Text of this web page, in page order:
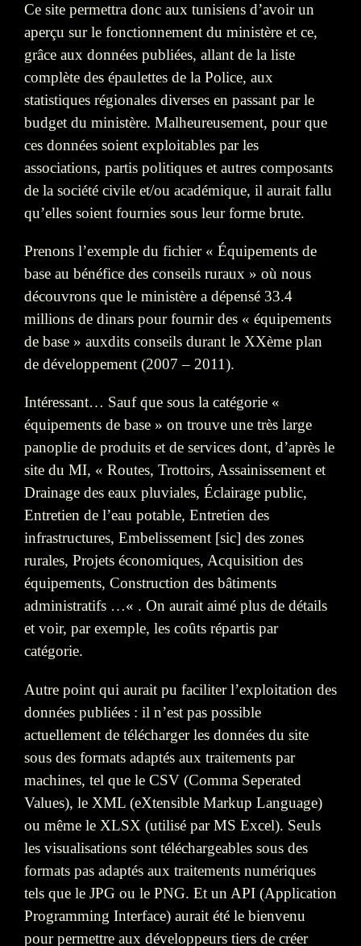
Ce site permettra donc aux tunisiens d’avoir un
aperçu sur le fonctionnement du ministère et ce,
grâce aux données publiées, allant de la liste
complète des épaulettes de la Police, aux
statistiques régionales diverses en passant par le
budget du ministère. Malheureusement, pour que
ces données soient exploitables par les
associations, partis politiques et autres composants
de la société civile et/ou académique, il aurait fallu
qu’elles soient fournies sous leur forme brute.
Prenons l’exemple du fichier « Équipements de
base au bénéfice des conseils ruraux » où nous
découvrons que le ministère a dépensé 33.4
millions de dinars pour fournir des « équipements
de base » auxdits conseils durant le XXème plan
de développement (2007 – 2011).
Intéressant… Sauf que sous la catégorie «
équipements de base » on trouve une très large
panoplie de produits et de services dont, d’après le
site du MI, « Routes, Trottoirs, Assainissement et
Drainage des eaux pluviales, Éclairage public,
Entretien de l’eau potable, Entretien des
infrastructures, Embelissement [sic] des zones
rurales, Projets économiques, Acquisition des
équipements, Construction des bâtiments
administratifs …« . On aurait aimé plus de détails
et voir, par exemple, les coûts répartis par
catégorie.
Autre point qui aurait pu faciliter l’exploitation des
données publiées : il n’est pas possible
actuellement de télécharger les données du site
sous des formats adaptés aux traitements par
machines, tel que le CSV (Comma Seperated
Values), le XML (eXtensible Markup Language)
ou même le XLSX (utilisé par MS Excel). Seuls
les visualisations sont téléchargeables sous des
formats pas adaptés aux traitements numériques
tels que le JPG ou le PNG. Et un API (Application
Programming Interface) aurait été le bienvenu
pour permettre aux développeurs tiers de créer